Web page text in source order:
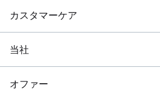
カスタマーケア
当社
オファー